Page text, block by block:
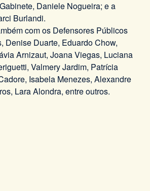
Daniele Nogueira; e a
Burlandi.
com os Defensores Públicos
Denise Duarte, Eduardo Chow,
Arnizaut, Joana Viegas, Luciana
Valmery Jardim, Patrícia
Isabela Menezes, Alexandre
Lara Alondra, entre outros.